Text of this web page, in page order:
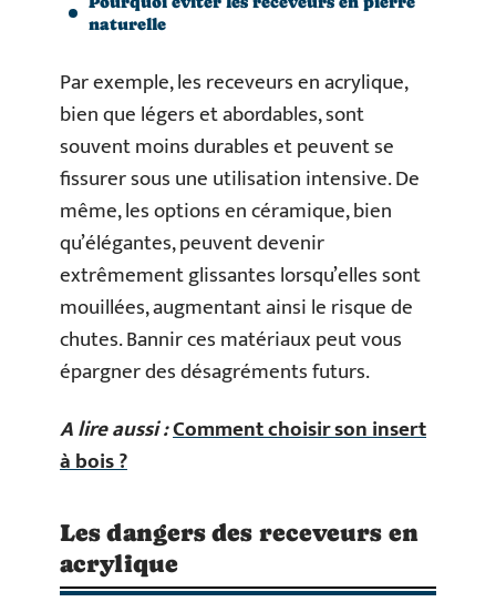
naturelle
Par exemple, les receveurs en acrylique,
bien que légers et abordables, sont
souvent moins durables et peuvent se
fissurer sous une utilisation intensive. De
même, les options en céramique, bien
qu’élégantes, peuvent devenir
extrêmement glissantes lorsqu’elles sont
mouillées, augmentant ainsi le risque de
chutes. Bannir ces matériaux peut vous
épargner des désagréments futurs.
A lire aussi :Comment choisir son insert
à bois ?
Les dangers des receveurs en
acrylique